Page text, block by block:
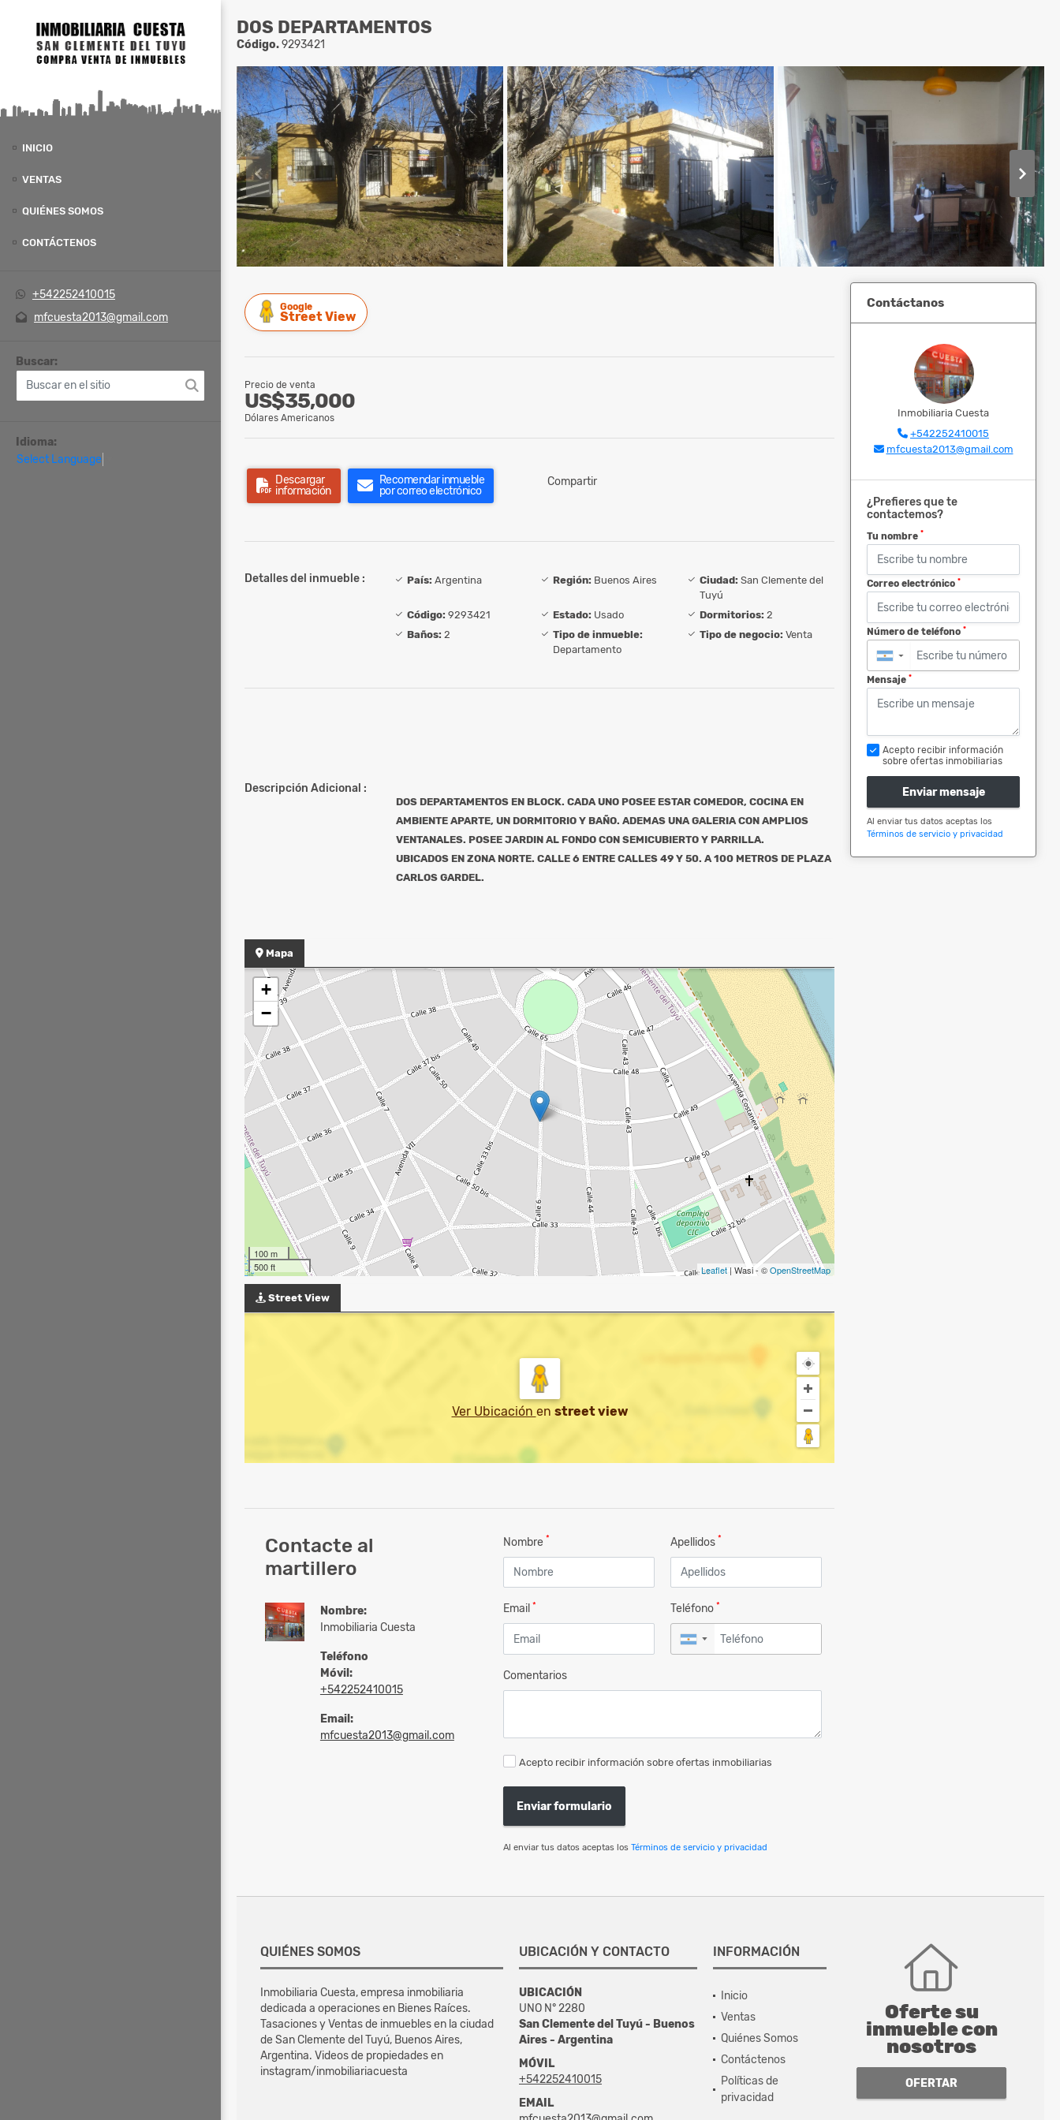
INICIO
VENTAS
QUIÉNES SOMOS
CONTÁCTENOS
+542252410015
mfcuesta2013@gmail.com
Buscar:
Idioma:
Select Language
DOS DEPARTAMENTOS
Código.9293421
Google
Street View
Precio de venta
US$35,000
Dólares Americanos
Descargar
información
Recomendar inmueble
por correo electrónico
Compartir
Detalles del inmueble : País: Argentina Región: Buenos Aires Ciudad: San Clemente del
Tuyú
Código: 9293421 Estado: Usado Dormitorios: 2
Baños: 2
Tipo de inmueble:
Departamento
Tipo de negocio: Venta
Descripción Adicional :
DOS DEPARTAMENTOS EN BLOCK. CADA UNO POSEE ESTAR COMEDOR, COCINA EN
AMBIENTE APARTE, UN DORMITORIO Y BAÑO. ADEMAS UNA GALERIA CON AMPLIOS
VENTANALES. POSEE JARDIN AL FONDO CON SEMICUBIERTO Y PARRILLA.
UBICADOS EN ZONA NORTE. CALLE 6 ENTRE CALLES 49 Y 50. A 100 METROS DE PLAZA
CARLOS GARDEL.
Mapa
+
−
100 m
500 ft
Leaflet | Wasi - ©OpenStreetMap
Street View
Ver Ubicación en street view
Contacte al
martillero
Nombre:
Inmobiliaria Cuesta
Teléfono
Móvil:
+542252410015
Email:
mfcuesta2013@gmail.com
Nombre * Apellidos *
Email * Teléfono *
▼
Comentarios
Acepto recibir información sobre ofertas inmobiliarias
Enviar formulario
Al enviar tus datos aceptas los Términos de servicio y privacidad
Contáctanos
Inmobiliaria Cuesta
+542252410015
mfcuesta2013@gmail.com
¿Prefieres que te
contactemos?
Tu nombre *
Correo electrónico *
Número de teléfono *
▼
Mensaje *
Acepto recibir información
sobre ofertas inmobiliarias
Enviar mensaje
Al enviar tus datos aceptas los
Términos de servicio y privacidad
QUIÉNES SOMOS
Inmobiliaria Cuesta, empresa inmobiliaria
dedicada a operaciones en Bienes Raíces.
Tasaciones y Ventas de inmuebles en la ciudad
de San Clemente del Tuyú, Buenos Aires,
Argentina. Videos de propiedades en
instagram/inmobiliariacuesta
UBICACIÓN Y CONTACTO
UBICACIÓN
UNO N° 2280
San Clemente del Tuyú - Buenos
Aires - Argentina
MÓVIL
+542252410015
EMAIL
INFORMACIÓN
Inicio
Ventas
Quiénes Somos
Contáctenos
Políticas de
privacidad
Oferte su
inmueble con
nosotros
OFERTAR